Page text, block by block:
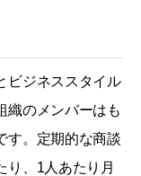
ビジネススタイル
織のメンバーはも
す。定期的な商談
り、1人あたり月